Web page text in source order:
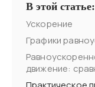
В этой статье:
Ускорение
Графики
движение: